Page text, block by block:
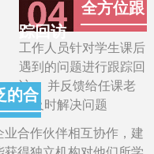
供专业的语言课程培训
全方位跟
踪回访
工作人员针对学生课后
遇到的问题进行跟踪回
访， 并反馈给任课老
师及时解决问题
的合
合作伙伴相互协作，建